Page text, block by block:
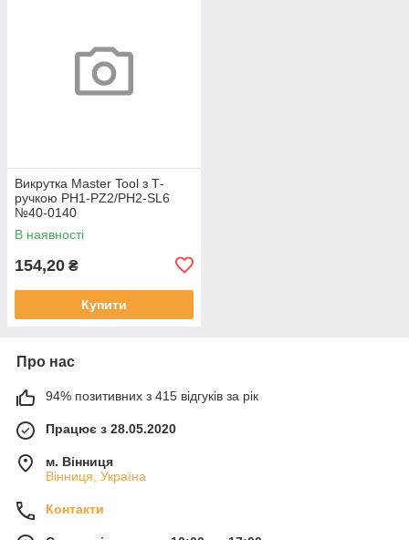
Викрутка Master Tool з Т-
ручкою PH1-PZ2/PH2-SL6
№40-0140
В наявності
154,20 ₴
Купити
Про нас
94% позитивних з 415 відгуків за рік
Працює з 28.05.2020
м. Вінниця
Вінниця, Україна
Контакти